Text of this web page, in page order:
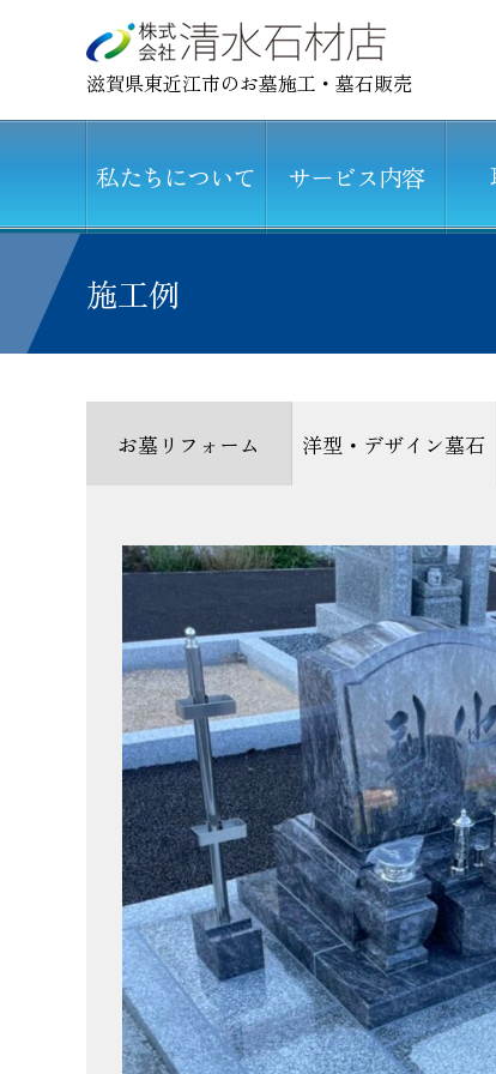
滋賀県東近江市のお墓施工・墓石販売
私たちについて サービス内容
施工例
お墓リフォーム 洋型・デザイン墓石